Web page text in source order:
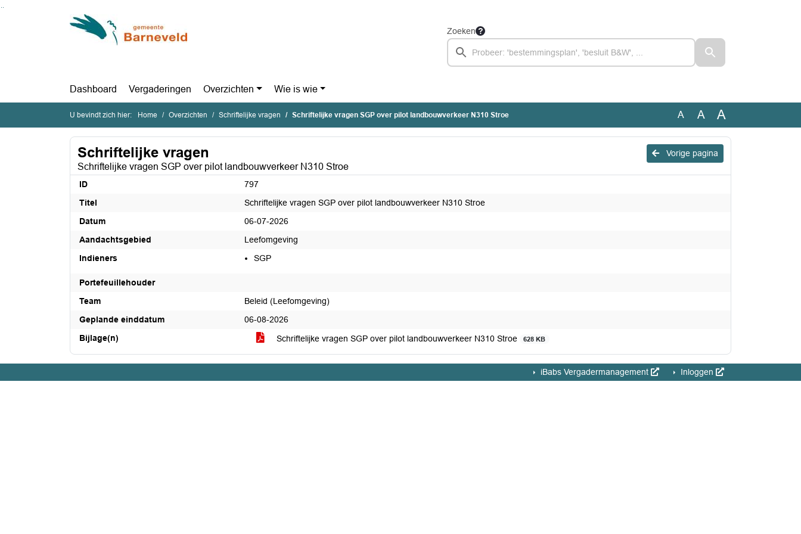
Ga naar de inhoud van deze pagina
Ga naar het zoeken
Zoeken
Dashboard Vergaderingen Overzichten Wie is wie
U bevindt zich hier: Home Overzichten Schriftelijke vragen Schriftelijke vragen SGP over pilot landbouwverkeer N310 Stroe A A A
Vorige pagina
Schriftelijke vragen
Schriftelijke vragen SGP over pilot landbouwverkeer N310 Stroe
ID
797
Titel
Schriftelijke vragen SGP over pilot landbouwverkeer N310 Stroe
Datum
06-07-2026
Aandachtsgebied
Leefomgeving
Indieners
SGP
Portefeuillehouder
Team
Beleid (Leefomgeving)
Geplande einddatum
06-08-2026
Bijlage(n)
Schriftelijke vragen SGP over pilot landbouwverkeer N310 Stroe 628 KB
iBabs Vergadermanagement Inloggen